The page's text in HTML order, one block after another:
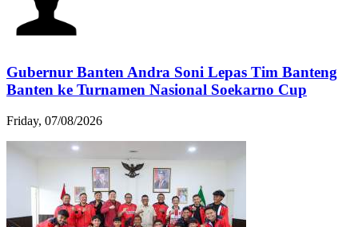
Gubernur Banten Andra Soni Lepas Tim Banteng
Banten ke Turnamen Nasional Soekarno Cup
Friday, 07/08/2026